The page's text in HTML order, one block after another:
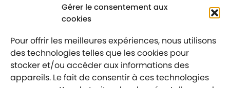
Gérer le consentement aux
cookies
Pour offrir les meilleures expériences, nous utilisons
des technologies telles que les cookies pour
stocker et/ou accéder aux informations des
appareils. Le fait de consentir à ces technologies
MÉDICOSOCIAL–VILLENEUVE D’ASCQ